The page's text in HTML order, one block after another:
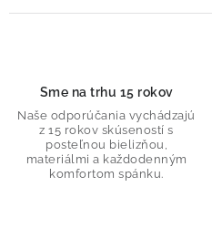
Sme na trhu 15 rokov
Naše odporúčania vychádzajú
z 15 rokov skúseností s
posteľnou bielizňou,
materiálmi a každodenným
komfortom spánku.